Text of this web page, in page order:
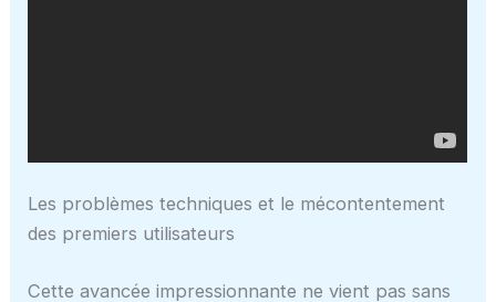
Les problèmes techniques et le mécontentement
des premiers utilisateurs
Cette avancée impressionnante ne vient pas sans